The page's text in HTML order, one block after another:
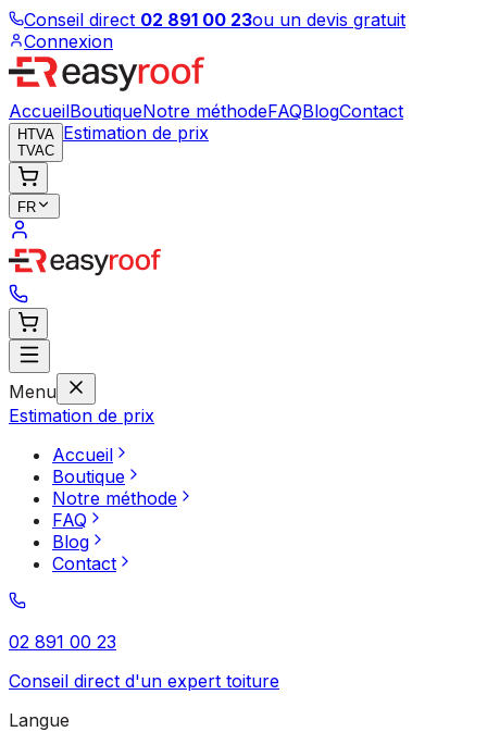
Conseil direct 02 891 00 23ou un devis gratuit
Connexion
AccueilBoutiqueNotre méthodeFAQBlogContact
HTVA
TVAC
Estimation de prix
FR
Menu
Estimation de prix
Accueil
Boutique
Notre méthode
FAQ
Blog
Contact
02 891 00 23
Conseil direct d'un expert toiture
Langue